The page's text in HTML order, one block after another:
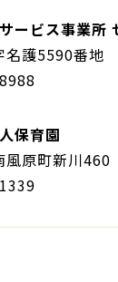
ービス事業所
名護5590番地
保育園
風原町新川460